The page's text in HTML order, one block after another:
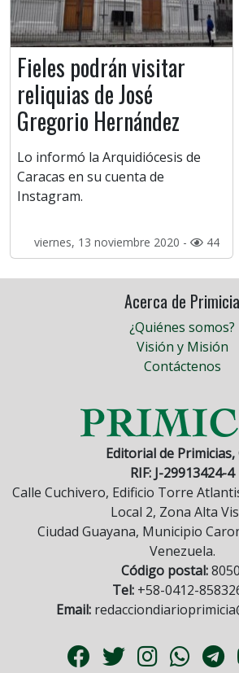
Fieles podrán visitar
reliquias de José
Gregorio Hernández
Lo informó la Arquidiócesis de
Caracas en su cuenta de
Instagram.
viernes, 13 noviembre 2020 - 44
Acerca de Primicia
¿Quiénes somos?
Visión y Misión
Contáctenos
Editorial de Primicias,
RIF: J-29913424-4
Calle Cuchivero, Edificio Torre
Local 2, Zona Alta
Ciudad Guayana, Municipio
Venezuela.
Código postal:
Tel:+58-0412-
Email: